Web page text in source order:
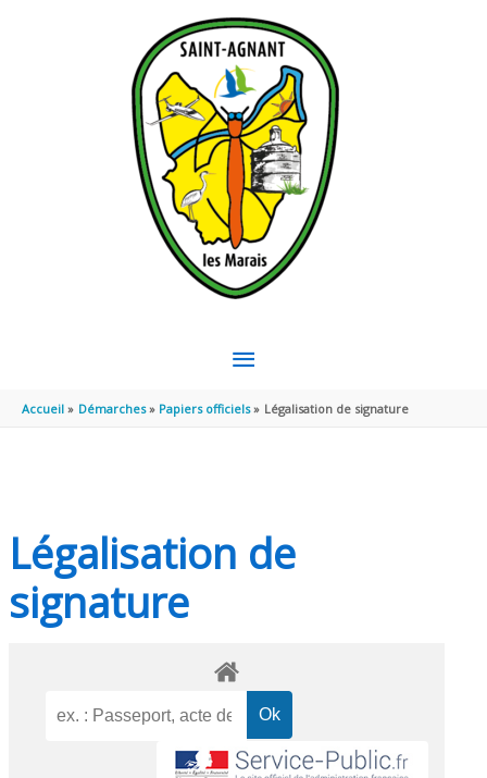
MENU
PRINCIPAL
Accueil Démarches Papiers officiels Légalisation de signature
Légalisation de
signature